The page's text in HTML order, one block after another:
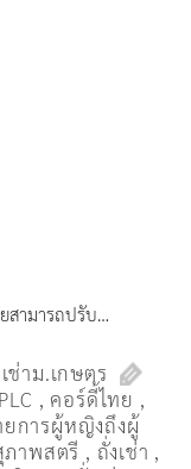
สามารถปรับ…
ช่าม.เกษตร
, คอร์ดี้ไทย ,
ยการผู้หญิงถึงผู้
ภาพสตรี , ถั่งเช่า ,